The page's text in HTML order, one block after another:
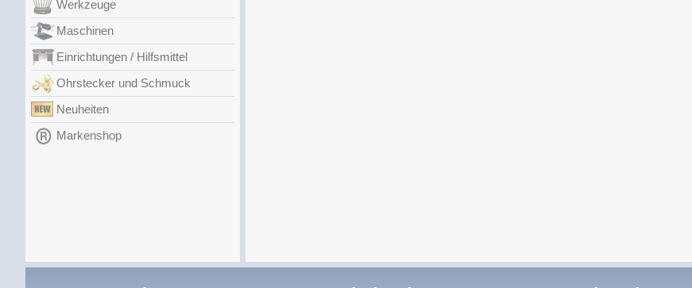
Werkzeuge
Maschinen
Einrichtungen / Hilfsmittel
Ohrstecker und Schmuck
Neuheiten
Markenshop